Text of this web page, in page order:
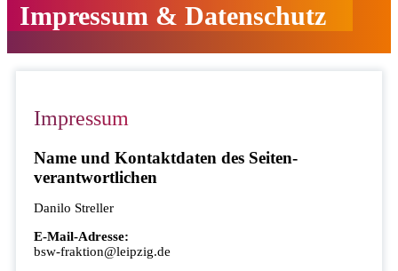
Impressum & Datenschutz
Impressum
Name und Kontakt­daten des Seiten­
verantwortlichen
Danilo Streller
E-Mail-Adresse:
bsw-fraktion@leipzig.de